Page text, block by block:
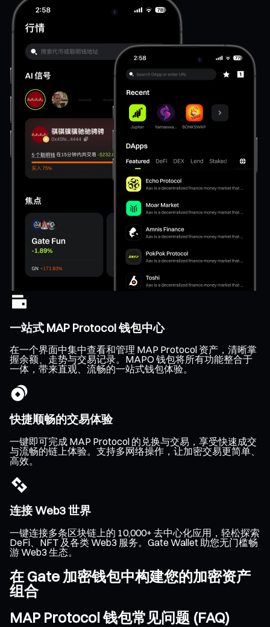
一站式 MAP Protocol 钱包中心
在一个界面中集中查看和管理 MAP Protocol 资产，清晰掌
握余额、走势与交易记录。MAPO 钱包将所有功能整合于
一体，带来直观、流畅的一站式钱包体验。
快捷顺畅的交易体验
一键即可完成 MAP Protocol 的兑换与交易，享受快速成交
与流畅的链上体验。支持多网络操作，让加密交易更简单、
高效。
连接 Web3 世界
一键连接多条区块链上的 10,000+ 去中心化应用，轻松探索
DeFi、NFT 及各类 Web3 服务。Gate Wallet 助您无门槛畅
游 Web3 生态。
在 Gate 加密钱包中构建您的加密资产
组合
MAP Protocol 钱包常见问题 (FAQ)